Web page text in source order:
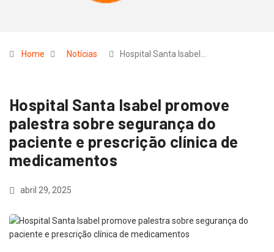
Home Notícias Hospital Santa Isabel…
Hospital Santa Isabel promove
palestra sobre segurança do
paciente e prescrição clínica de
medicamentos
abril 29, 2025